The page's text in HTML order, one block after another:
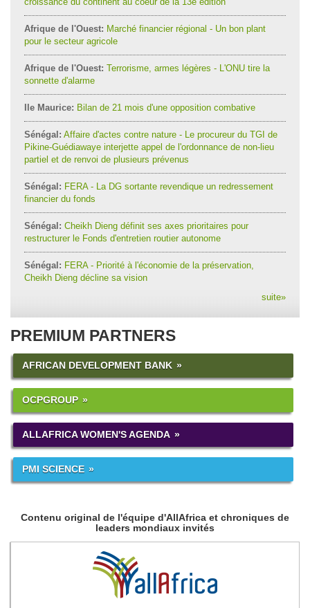
Afrique de l'Ouest: Marché financier régional - Un bon plant
pour le secteur agricole
Afrique de l'Ouest: Terrorisme, armes légères - L'ONU tire la
sonnette d'alarme
Ile Maurice: Bilan de 21 mois d'une opposition combative
Sénégal: Affaire d'actes contre nature - Le procureur du TGI de
Pikine-Guédiawaye interjette appel de l'ordonnance de non-lieu
partiel et de renvoi de plusieurs prévenus
Sénégal: FERA - La DG sortante revendique un redressement
financier du fonds
Sénégal: Cheikh Dieng définit ses axes prioritaires pour
restructurer le Fonds d'entretien routier autonome
Sénégal: FERA - Priorité à l'économie de la préservation,
Cheikh Dieng décline sa vision
suite»
PREMIUM PARTNERS
AFRICAN DEVELOPMENT BANK
OCPGROUP
ALLAFRICA WOMEN'S AGENDA
PMI SCIENCE
Contenu original de l'équipe d'AllAfrica et chroniques de
leaders mondiaux invités